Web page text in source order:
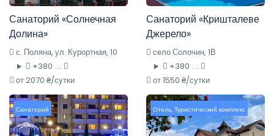
Санаторий «Солнечная
Долина»
с. Поляна, ул. Курортная, 10
+380 ....
от 2070 ₴/сутки
Санаторий «Кришталеве
Джерело»
село Солочин, 1В
+380 ....
от 1550 ₴/сутки
Санаторий Отель, Туристический комплекс